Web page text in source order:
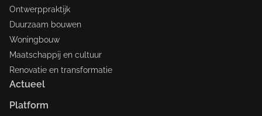
Ontwerppraktijk
Duurzaam bouwen
Woningbouw
Maatschappij en cultuur
Renovatie en transformatie
Actueel
Platform